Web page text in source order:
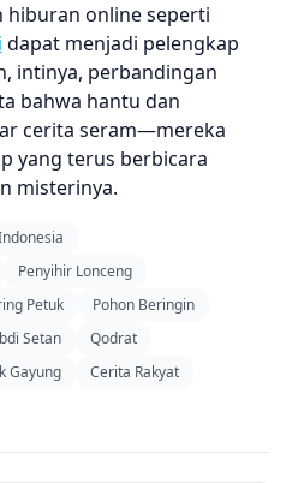
hiburan online seperti
dapat menjadi pelengkap
intinya, perbandingan
bahwa hantu dan
cerita seram—mereka
yang terus berbicara
misterinya.
Penyihir Lonceng
Petuk
Pohon Beringin
Setan
Qodrat
Gayung
Cerita Rakyat